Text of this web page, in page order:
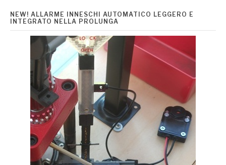
NEW! ALLARME INNESCHI AUTOMATICO LEGGERO E
INTEGRATO NELLA PROLUNGA